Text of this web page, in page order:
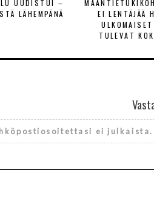
UUDISTUI –
LÄHEMPÄNÄ
EI LENTÄJÄÄ
TULEVAT
ei julkaista.